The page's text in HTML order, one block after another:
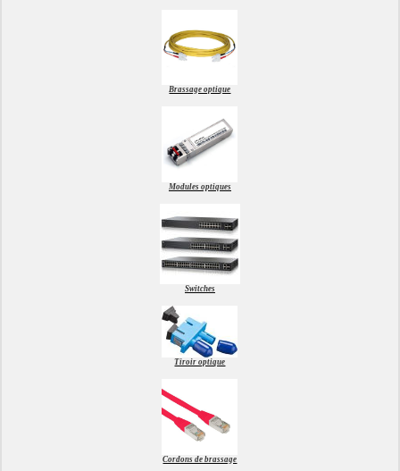
Brassage optique
Modules optiques
Switches
Tiroir optique
Cordons de brassage